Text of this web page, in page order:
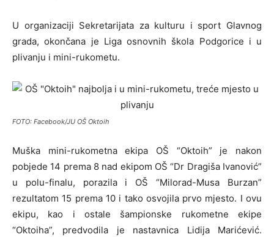
U organizaciji Sekretarijata za kulturu i sport Glavnog
grada, okončana je Liga osnovnih škola Podgorice i u
plivanju i mini-rukometu.
FOTO: Facebook/JU OŠ Oktoih
Muška mini-rukometna ekipa OŠ “Oktoih” je nakon
pobjede 14 prema 8 nad ekipom OŠ “Dr Dragiša Ivanović”
u polu-finalu, porazila i OŠ “Milorad-Musa Burzan”
rezultatom 15 prema 10 i tako osvojila prvo mjesto. I ovu
ekipu, kao i ostale šampionske rukometne ekipe
“Oktoiha”, predvodila je nastavnica Lidija Marićević.